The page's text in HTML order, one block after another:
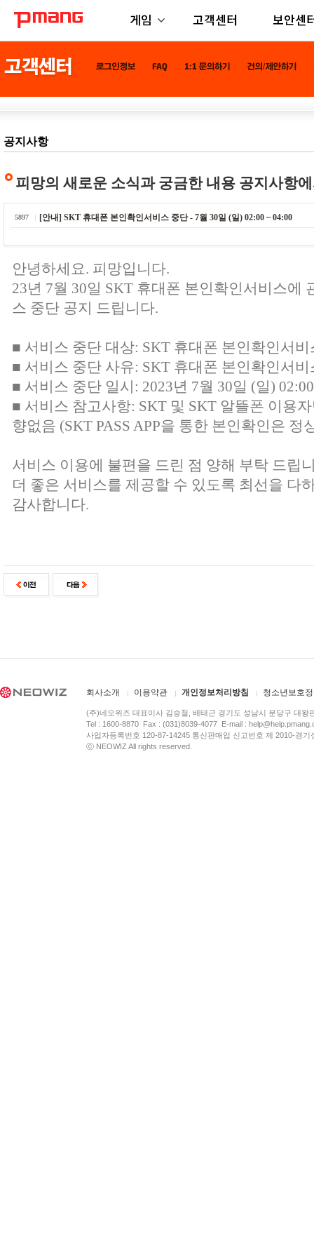
게임 고객센터 보안센
공지사항
피망의 새로운 소식과 궁금한 내용 공지사항
5897 [안내] SKT 휴대폰 본인확인서비스 중단 - 7월 30일 (일) 02:00 ~ 04:00
안녕하세요. 피망입니다.
23년 7월 30일 SKT 휴대폰 본인확인서비스에
스 중단 공지 드립니다.
■ 서비스 중단 대상: SKT 휴대폰 본인확인서비
■ 서비스 중단 사유: SKT 휴대폰 본인확인서
■ 서비스 중단 일시: 2023년 7월 30일 (일)
■ 서비스 참고사항: SKT 및 SKT 알뜰폰 이용
향없음 (SKT PASS APP을 통한 본인확인은 정
서비스 이용에 불편을 드린 점 양해 부탁 드립
더 좋은 서비스를 제공할 수 있도록 최선을 다
감사합니다.
회사소개 이용약관 개인정보처리방침 청소년보호
(주)네오위즈 대표이사 김승철, 배태근 경기도 성남시 분당구 대왕
Tel : 1600-8870 Fax : (031)8039-4077 E-mail :
사업자등록번호 120-87-14245 통신판매업 신고번호 제 2010-경
ⓒ NEOWIZ All rights reserved.